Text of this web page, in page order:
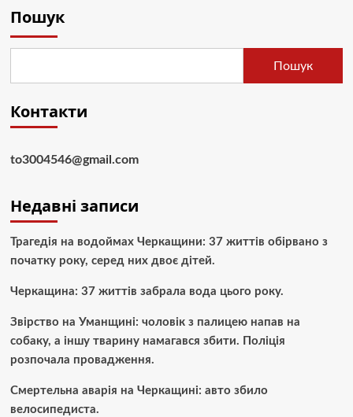
Пошук
Пошук
Контакти
to3004546@gmail.com
Недавні записи
Трагедія на водоймах Черкащини: 37 життів обірвано з
початку року, серед них двоє дітей.
Черкащина: 37 життів забрала вода цього року.
Звірство на Уманщині: чоловік з палицею напав на
собаку, а іншу тварину намагався збити. Поліція
розпочала провадження.
Смертельна аварія на Черкащині: авто збило
велосипедиста.